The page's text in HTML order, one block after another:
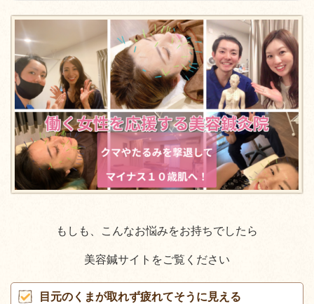
もしも、こんなお悩みをお持ちでしたら
美容鍼サイトをご覧ください
目元のくまが取れず疲れてそうに見える